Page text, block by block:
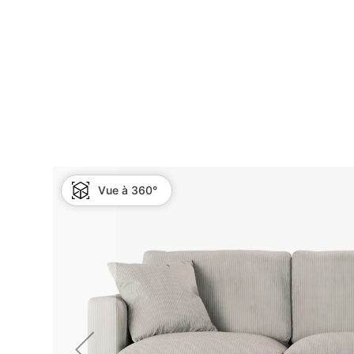
Vue à 360°